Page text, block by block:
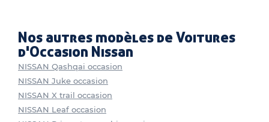
Nos autres modèles de Voitures
d'Occasion Nissan
NISSAN Qashqai occasion
NISSAN Juke occasion
NISSAN X trail occasion
NISSAN Leaf occasion